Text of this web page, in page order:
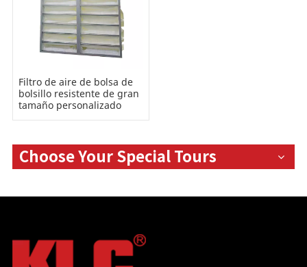
Filtro de aire de bolsa de
bolsillo resistente de gran
tamaño personalizado
Choose Your Special Tours